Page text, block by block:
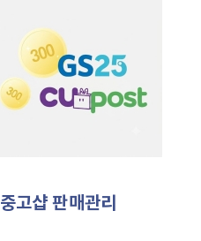
중고샵 판매관리